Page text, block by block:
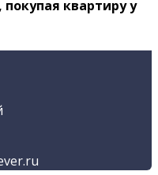
квартиру у